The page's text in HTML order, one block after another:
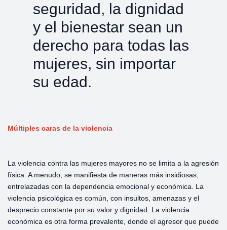
seguridad, la dignidad
y el bienestar sean un
derecho para todas las
mujeres, sin importar
su edad.
Múltiples caras de la violencia
La violencia contra las mujeres mayores no se limita a la agresión
física. A menudo, se manifiesta de maneras más insidiosas,
entrelazadas con la dependencia emocional y económica. La
violencia psicológica es común, con insultos, amenazas y el
desprecio constante por su valor y dignidad. La violencia
económica es otra forma prevalente, donde el agresor que puede